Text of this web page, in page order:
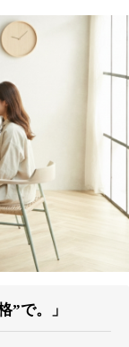
”で。」